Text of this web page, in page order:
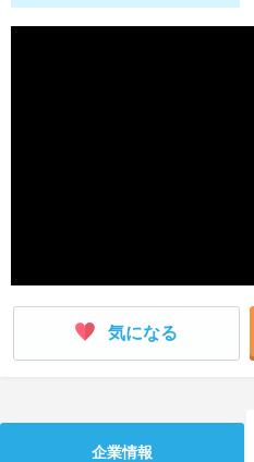
適職診断
気になる
企業情報